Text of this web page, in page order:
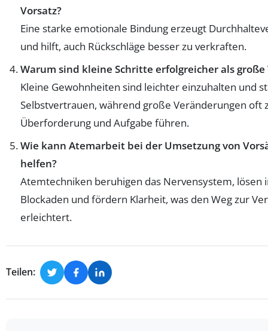
Vorsatz?
Eine starke emotionale Bindung erzeugt
und hilft, auch Rückschläge besser zu verkraften.
Warum sind kleine Schritte erfolgreicher als große
Kleine Gewohnheiten sind leichter einzuhalten und
Selbstvertrauen, während große Veränderungen oft
Überforderung und Aufgabe führen.
Wie kann Atemarbeit bei der Umsetzung von
helfen?
Atemtechniken beruhigen das Nervensystem, lösen
Blockaden und fördern Klarheit, was den Weg zur
erleichtert.
Teilen: